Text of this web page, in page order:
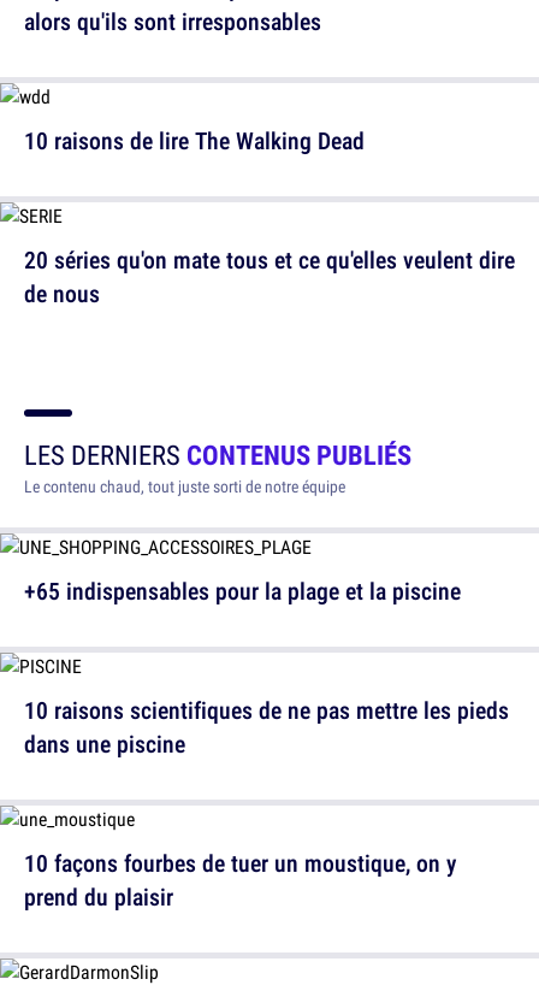
20 séries qu'on mate tous et ce qu'elles veulent dire
de nous
alors qu'ils sont irresponsables
10 raisons de lire The Walking Dead
LES DERNIERS CONTENUS PUBLIÉS
Le contenu chaud, tout juste sorti de notre équipe
+65 indispensables pour la plage et la piscine
10 façons fourbes de tuer un moustique, on y
prend du plaisir
10 raisons scientifiques de ne pas mettre les pieds
dans une piscine